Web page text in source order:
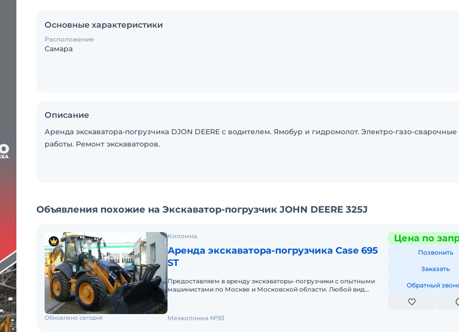
Основные характеристики
Расположение
Самара
Описание
Аренда экскаватора-погрузчика DJON DEERE с водителем. Ямобур и гидромолот. Электро-газо-сварочные
работы. Ремонт экскаваторов.
Объявления похожие на Экскаватор-погрузчик JOHN DEERE 325J
Коломна
Аренда экскаватора-погрузчика Case 695
ST
Предоставляем в аренду экскаваторы-погрузчики с опытными
машинистами по Москве и Московской области. Любой вид
Цена по
Позвонить
Заказать
Обратный
Обновлено сегодня Мехколонна №93